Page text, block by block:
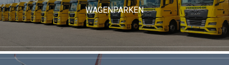
WAGENPARKEN